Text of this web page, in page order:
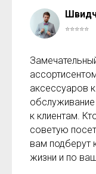
⭐⭐⭐⭐⭐
аксессуаров
обслуживание
к клиентам.
советую
вам подберут
жизни и по